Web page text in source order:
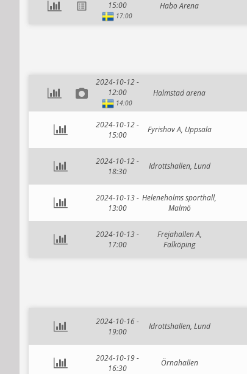
15:00
17:00
Habo Arena
2024-10-12 -
12:00
14:00
Halmstad arena
2024-10-12 -
15:00
Fyrishov A, Uppsala
2024-10-12 -
18:30
Idrottshallen, Lund
2024-10-13 -
13:00
Heleneholms sporthall,
Malmö
2024-10-13 -
17:00
Frejahallen A,
Falköping
2024-10-16 -
19:00
Idrottshallen, Lund
2024-10-19 -
16:30
Örnahallen